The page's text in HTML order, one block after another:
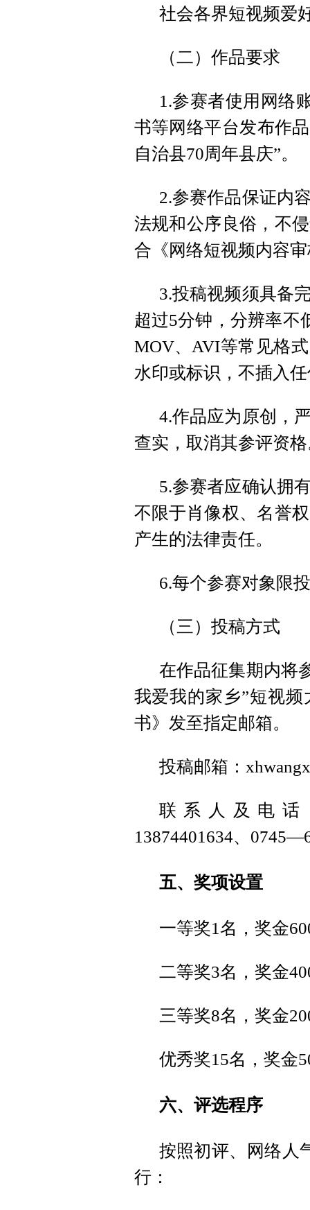
社会各界短视频爱
（二）作品要求
1.参赛者使用网络
书等网络平台发布作
自治县70周年县庆”。
2.参赛作品保证内
法规和公序良俗，不
合《网络短视频内容
3.投稿视频须具备
超过5分钟，分辨率不
MOV、AVI等常见格
水印或标识，不插入
4.作品应为原创，
查实，取消其参评资
5.参赛者应确认拥
不限于肖像权、名誉
产生的法律责任。
6.每个参赛对象限
（三）投稿方式
在作品征集期内将
我爱我的家乡”短视
书》发至指定邮箱。
投稿邮箱：
联系人及电话
13874401634、
五、奖项设置
一等奖1名，奖金
二等奖3名，奖金
三等奖8名，奖金
优秀奖15名，奖金
六、评选程序
按照初评、网络人
行：